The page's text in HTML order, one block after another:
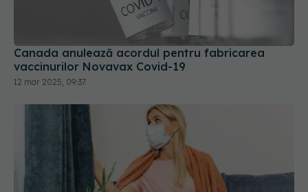
Canada anulează acordul pentru fabricarea
vaccinurilor Novavax Covid-19